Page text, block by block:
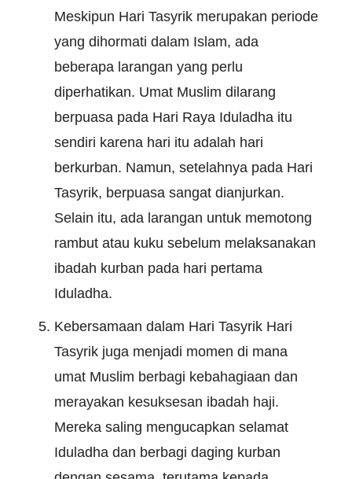
Meskipun Hari Tasyrik merupakan periode
yang dihormati dalam Islam, ada
beberapa larangan yang perlu
diperhatikan. Umat Muslim dilarang
berpuasa pada Hari Raya Iduladha itu
sendiri karena hari itu adalah hari
berkurban. Namun, setelahnya pada Hari
Tasyrik, berpuasa sangat dianjurkan.
Selain itu, ada larangan untuk memotong
rambut atau kuku sebelum melaksanakan
ibadah kurban pada hari pertama
Iduladha.
Kebersamaan dalam Hari Tasyrik Hari
Tasyrik juga menjadi momen di mana
umat Muslim berbagi kebahagiaan dan
merayakan kesuksesan ibadah haji.
Mereka saling mengucapkan selamat
Iduladha dan berbagi daging kurban